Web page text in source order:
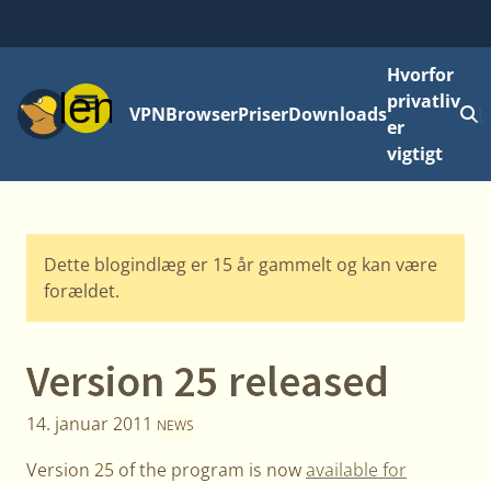
MenuVPNBrowserPriserDownloads
Hvorfor
privatliv
er
vigtigt
Dette blogindlæg er 15 år gammelt og kan være
forældet.
Version 25 released
14. januar 2011 NEWS
Version 25 of the program is nowavailable for